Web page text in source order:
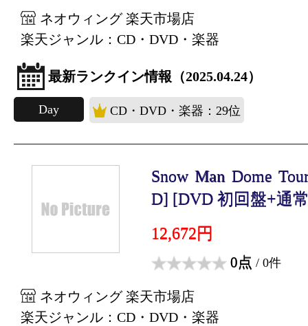
ネオウィング 楽天市場店
楽天ジャンル：CD・DVD・楽器
最新ランクイン情報（2025.04.24）
Day CD・DVD・楽器：29位
Snow Man Dome
D] [DVD 初回盤+通
12,672円
0点 / 0件
ネオウィング 楽天市場店
楽天ジャンル：CD・DVD・楽器